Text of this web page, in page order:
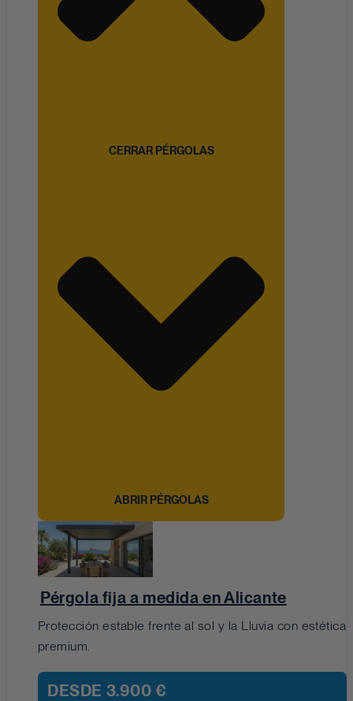
CERRAR PÉRGOLAS
ABRIR PÉRGOLAS
Pérgola fija a medida en Alicante
Protección estable frente al sol y la Lluvia con estética
premium.
DESDE 3.900 €